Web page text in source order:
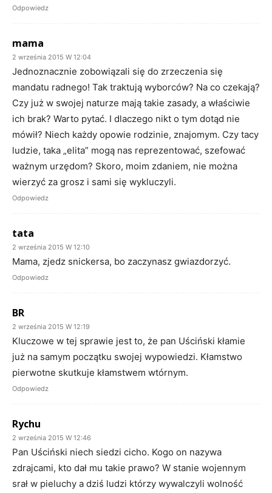
Odpowiedz
mama
2 września 2015 W 12:04
Jednoznacznie zobowiązali się do zrzeczenia się
mandatu radnego! Tak traktują wyborców? Na co czekają?
Czy już w swojej naturze mają takie zasady, a właściwie
ich brak? Warto pytać. I dlaczego nikt o tym dotąd nie
mówił? Niech każdy opowie rodzinie, znajomym. Czy tacy
ludzie, taka „elita” mogą nas reprezentować, szefować
ważnym urzędom? Skoro, moim zdaniem, nie można
wierzyć za grosz i sami się wykluczyli.
Odpowiedz
tata
2 września 2015 W 12:10
Mama, zjedz snickersa, bo zaczynasz gwiazdorzyć.
Odpowiedz
BR
2 września 2015 W 12:19
Kluczowe w tej sprawie jest to, że pan Uściński kłamie
już na samym początku swojej wypowiedzi. Kłamstwo
pierwotne skutkuje kłamstwem wtórnym.
Odpowiedz
Rychu
2 września 2015 W 12:46
Pan Uściński niech siedzi cicho. Kogo on nazywa
zdrajcami, kto dał mu takie prawo? W stanie wojennym
srał w pieluchy a dziś ludzi którzy wywalczyli wolność